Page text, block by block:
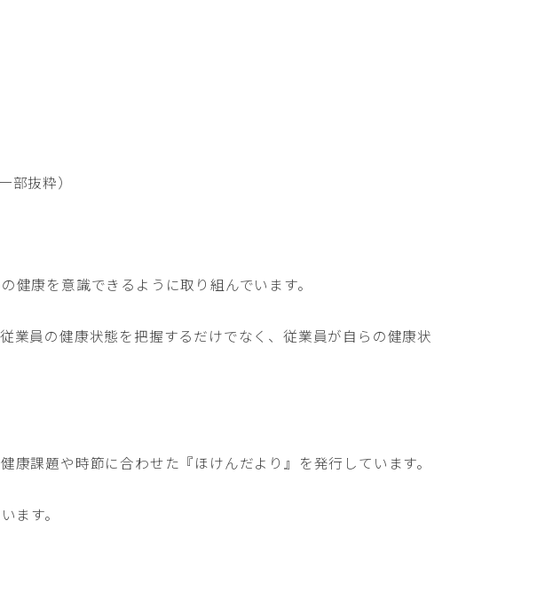
抜粋）
康を意識できるように取り組んでいます。
業員の健康状態を把握するだけでなく、従業員が自らの健康状
課題や時節に合わせた『ほけんだより』を発行しています。
ます。